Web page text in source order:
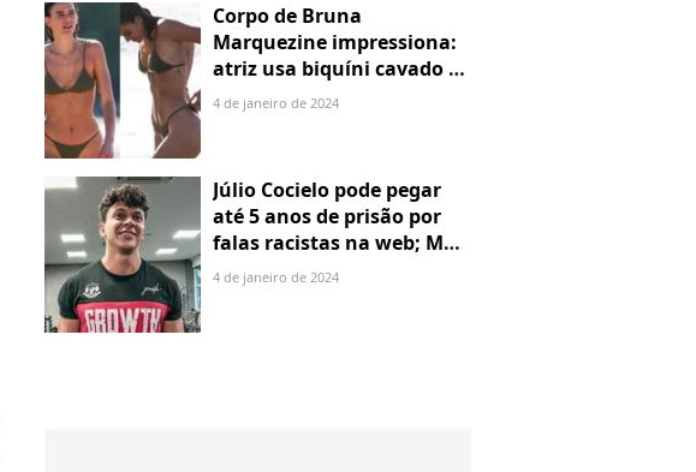
Corpo de Bruna
Marquezine impressiona:
atriz usa biquíni cavado e
body chain ao chegar em
Noronha
4 de janeiro de 2024
Júlio Cocielo pode pegar
até 5 anos de prisão por
falas racistas na web; MPF
identificou 9 posts com
preconceito racial
4 de janeiro de 2024